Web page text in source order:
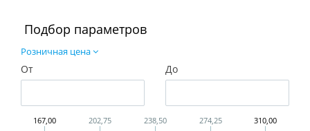
Подбор параметров
Розничная цена
От До
167,00 202,75 238,50 274,25 310,00